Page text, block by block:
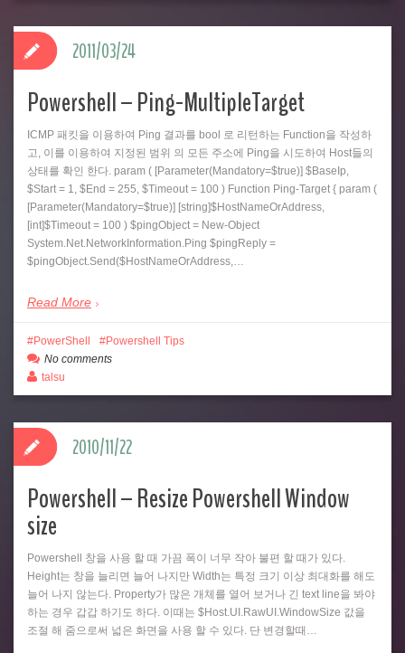
Powershell – Ping-MultipleTarget
ICMP 패킷을 이용하여 Ping 결과를 bool 로 리턴하는 Function을 작성하
고, 이를 이용하여 지정된 범위 의 모든 주소에 Ping을 시도하여 Host들의
상태를 확인 한다. param ( [Parameter(Mandatory=$true)] $BaseIp,
$Start = 1, $End = 255, $Timeout = 100 ) Function Ping-Target { param (
[Parameter(Mandatory=$true)] [string]$HostNameOrAddress,
[int]$Timeout = 100 ) $pingObject = New-Object
System.Net.NetworkInformation.Ping $pingReply =
$pingObject.Send($HostNameOrAddress,…
Read More
2011/03/24
PowerShell
Powershell Tips
No comments
talsu
Powershell – Resize Powershell Window
size
Powershell 창을 사용 할 때 가끔 폭이 너무 작아 불편 할 때가 있다.
Height는 창을 늘리면 늘어 나지만 Width는 특정 크기 이상 최대화를 해도
늘어 나지 않는다. Property가 많은 개체를 열어 보거나 긴 text line을 봐야
하는 경우 갑갑 하기도 하다. 이때는 $Host.UI.RawUI.WindowSize 값을
조절 해 줌으로써 넓은 화면을 사용 할 수 있다. 단 변경할때…
2010/11/22